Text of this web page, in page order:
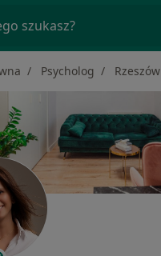
szukasz?
Psycholog Rzeszów